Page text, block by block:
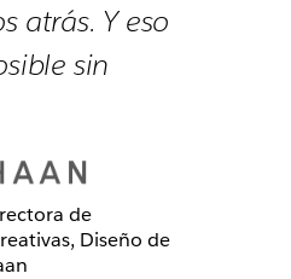
atrás. Y eso
sin
de
Diseño de